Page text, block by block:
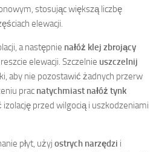
stosując większą liczbę
elewacji.
a następnie nałóż klej zbrojący
elewacji. Szczelnie uszczelnij
aby nie pozostawić żadnych przerw
prac natychmiast nałóż tynk
izolację przed wilgocią i uszkodzeniami
płyt, użyj ostrych narzędzi i